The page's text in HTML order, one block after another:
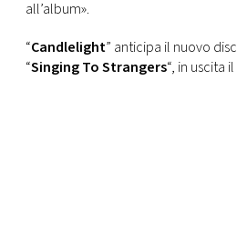
all’album».
“Candlelight” anticipa il nuovo
“Singing To Strangers“, in uscita